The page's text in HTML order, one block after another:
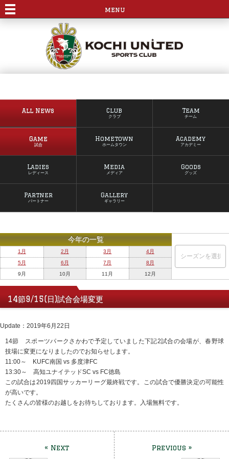
menu
All News Club
クラブ
Team
チーム
Game
試合
Hometown
ホームタウン
Academy
アカデミー
Ladies
レディース
Media
メディア
Goods
グッズ
Partner
パートナー
Gallery
ギャラリー
今年の一覧
1月 2月 3月
4月
5月
6月 7月
8月
9月
10月 11月 12月
14節9/15(日)試合会場変更
Update：2019年6月22日
14節 スポーツパークさかわで予定していました下記2試合の会場が、春野球
技場に変更になりましたのでお知らせします。
11:00～ KUFC南国 vs 多度津FC
13:30～ 高知ユナイテッドSC vs FC徳島
この試合は2019四国サッカーリーグ最終戦です。この試合で優勝決定の可能性
が高いです。
たくさんの皆様のお越しをお待ちしております。入場無料です。
« Next Previous »